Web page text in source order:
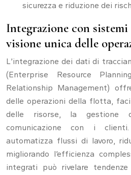
sicurezza e riduzione dei
Integrazione con
visione unica delle
L’integrazione dei dati di
(Enterprise Resource
Relationship Management)
delle operazioni della flotta,
delle risorse, la gestione
comunicazione con i
automatizza flussi di lavoro,
migliorando l’efficienza
integrati può rivelare